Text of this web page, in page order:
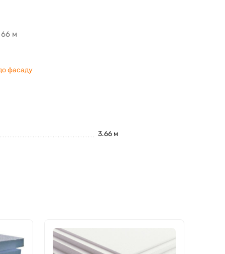
м
фасаду
3.66 м